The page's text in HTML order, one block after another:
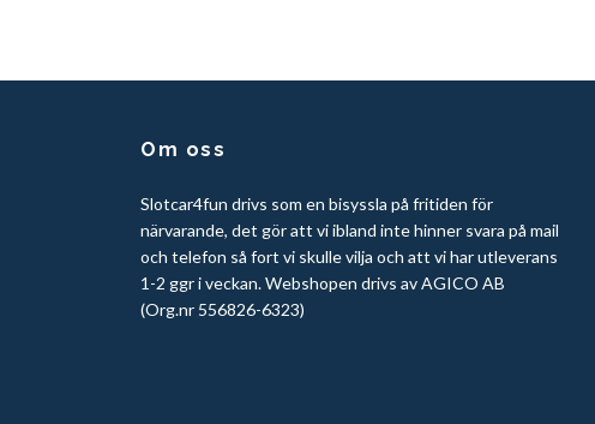
Om oss
Slotcar4fun drivs som en bisyssla på fritiden för
närvarande, det gör att vi ibland inte hinner svara på mail
och telefon så fort vi skulle vilja och att vi har utleverans
1-2 ggr i veckan. Webshopen drivs av AGICO AB
(Org.nr 556826-6323)